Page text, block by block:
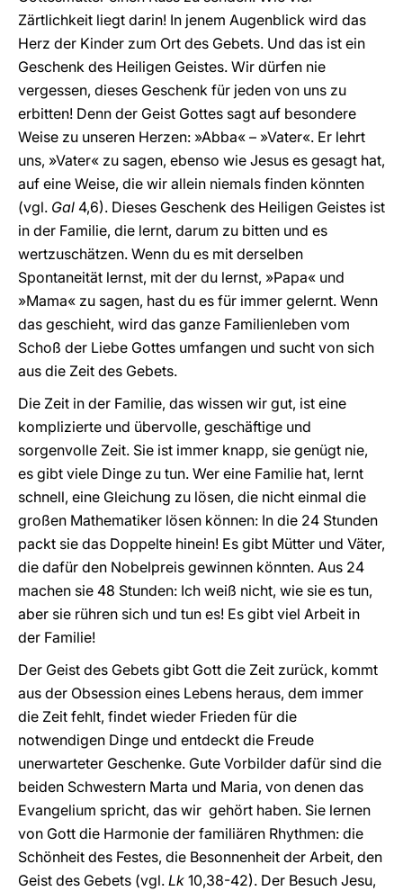
Zärtlichkeit liegt darin! In jenem Augenblick wird das
Herz der Kinder zum Ort des Gebets. Und das ist ein
Geschenk des Heiligen Geistes. Wir dürfen nie
vergessen, dieses Geschenk für jeden von uns zu
erbitten! Denn der Geist Gottes sagt auf besondere
Weise zu unseren Herzen: »Abba« – »Vater«. Er lehrt
uns, »Vater« zu sagen, ebenso wie Jesus es gesagt hat,
auf eine Weise, die wir allein niemals finden könnten
(vgl. Gal 4,6). Dieses Geschenk des Heiligen Geistes ist
in der Familie, die lernt, darum zu bitten und es
wertzuschätzen. Wenn du es mit derselben
Spontaneität lernst, mit der du lernst, »Papa« und
»Mama« zu sagen, hast du es für immer gelernt. Wenn
das geschieht, wird das ganze Familienleben vom
Schoß der Liebe Gottes umfangen und sucht von sich
aus die Zeit des Gebets.
Die Zeit in der Familie, das wissen wir gut, ist eine
komplizierte und übervolle, geschäftige und
sorgenvolle Zeit. Sie ist immer knapp, sie genügt nie,
es gibt viele Dinge zu tun. Wer eine Familie hat, lernt
schnell, eine Gleichung zu lösen, die nicht einmal die
großen Mathematiker lösen können: In die 24 Stunden
packt sie das Doppelte hinein! Es gibt Mütter und Väter,
die dafür den Nobelpreis gewinnen könnten. Aus 24
machen sie 48 Stunden: Ich weiß nicht, wie sie es tun,
aber sie rühren sich und tun es! Es gibt viel Arbeit in
der Familie!
Der Geist des Gebets gibt Gott die Zeit zurück, kommt
aus der Obsession eines Lebens heraus, dem immer
die Zeit fehlt, findet wieder Frieden für die
notwendigen Dinge und entdeckt die Freude
unerwarteter Geschenke. Gute Vorbilder dafür sind die
beiden Schwestern Marta und Maria, von denen das
Evangelium spricht, das wir gehört haben. Sie lernen
von Gott die Harmonie der familiären Rhythmen: die
Schönheit des Festes, die Besonnenheit der Arbeit, den
Geist des Gebets (vgl. Lk 10,38-42). Der Besuch Jesu,